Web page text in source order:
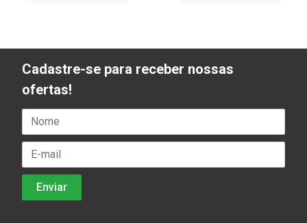
Cadastre-se para receber nossas
ofertas!